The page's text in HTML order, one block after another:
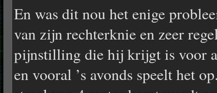
En was dit nou het enige
van zijn rechterknie en zeer
pijnstilling die hij krijgt is voor
en vooral ’s avonds speelt het